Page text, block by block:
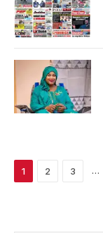
1 2 3 …